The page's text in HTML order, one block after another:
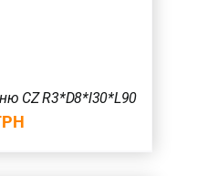
CZ R3*D8*l30*L90